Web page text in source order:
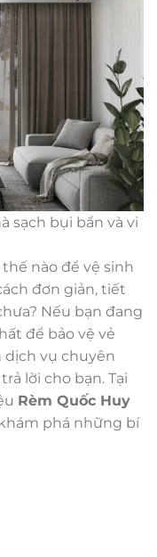
sạch bụi bẩn và vi
nào để vệ sinh
đơn giản, tiết
Nếu bạn đang
để bảo vệ vẻ
dịch vụ chuyên
lời cho bạn. Tại
Rèm Quốc Huy
phá những bí